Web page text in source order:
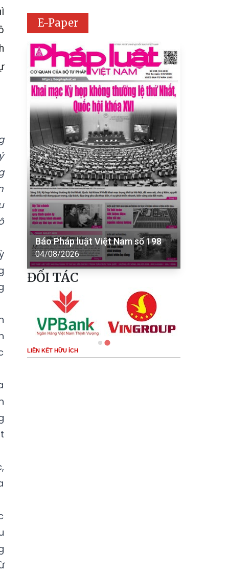
E-Paper
Báo Pháp luật Việt Nam số 198
04/08/2026
ĐỐI TÁC
LIÊN KẾT HỮU ÍCH